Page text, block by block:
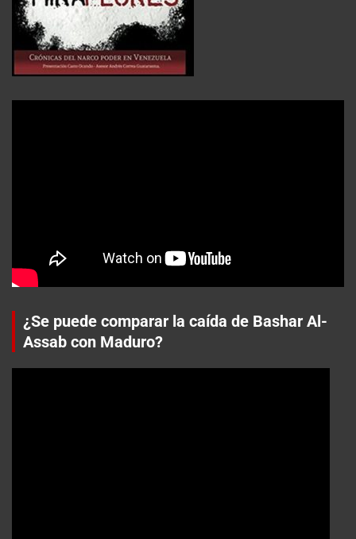
¿Se puede comparar la caída de Bashar Al-
Assab con Maduro?